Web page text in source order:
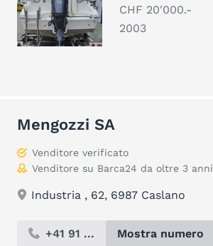
CHF 20'000.-
2003
Mengozzi SA
Venditore verificato
Venditore su Barca24 da oltre 3 anni
Industria , 62, 6987 Caslano
+41 91 ... Mostra numero